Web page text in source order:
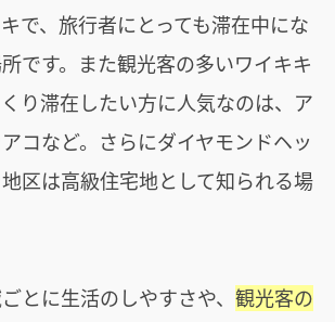
で、旅行者にとっても滞在中にな
です。また観光客の多いワイキキ
り滞在したい方に人気なのは、ア
コなど。さらにダイヤモンドヘッ
区は高級住宅地として知られる場
とに生活のしやすさや、 観光客の